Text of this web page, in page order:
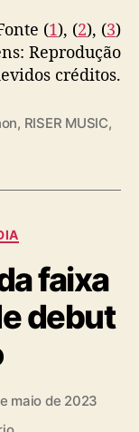
(1), (2), (3)
Reprodução
créditos.
, RISER MUSIC,
faixa
debut
maio de 2023